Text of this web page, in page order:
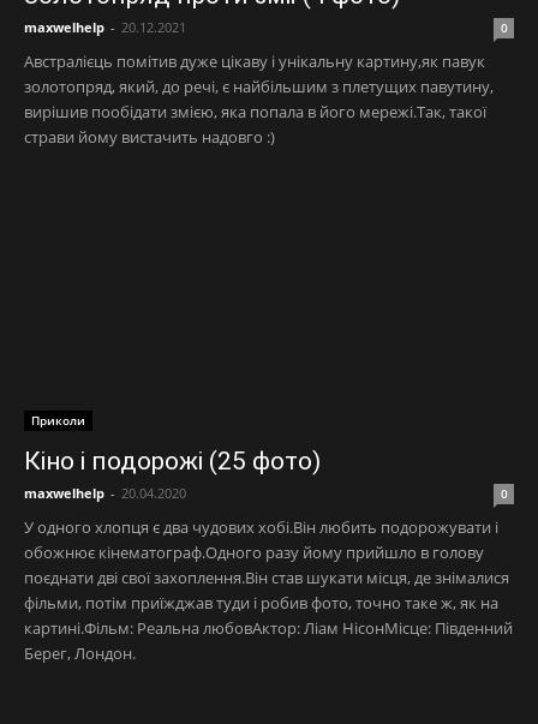
maxwelhelp - 20.12.2021 0
Австралієць помітив дуже цікаву і унікальну картину,як павук
золотопряд, який, до речі, є найбільшим з плетущих павутину,
вирішив пообідати змією, яка попала в його мережі.Так, такої
страви йому вистачить надовго :)
Приколи
Кіно і подорожі (25 фото)
maxwelhelp - 20.04.2020 0
У одного хлопця є два чудових хобі.Він любить подорожувати і
обожнює кінематограф.Одного разу йому прийшло в голову
поєднати дві свої захоплення.Він став шукати місця, де знімалися
фільми, потім приїжджав туди і робив фото, точно таке ж, як на
картині.Фільм: Реальна любовАктор: Ліам НісонМісце: Південний
Берег, Лондон.